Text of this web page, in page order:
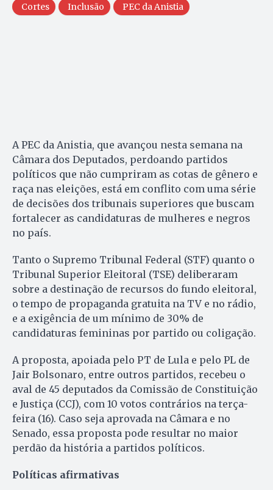
Cortes Inclusão PEC da Anistia
A PEC da Anistia, que avançou nesta semana na
Câmara dos Deputados, perdoando partidos
políticos que não cumpriram as cotas de gênero e
raça nas eleições, está em conflito com uma série
de decisões dos tribunais superiores que buscam
fortalecer as candidaturas de mulheres e negros
no país.
Tanto o Supremo Tribunal Federal (STF) quanto o
Tribunal Superior Eleitoral (TSE) deliberaram
sobre a destinação de recursos do fundo eleitoral,
o tempo de propaganda gratuita na TV e no rádio,
e a exigência de um mínimo de 30% de
candidaturas femininas por partido ou coligação.
A proposta, apoiada pelo PT de Lula e pelo PL de
Jair Bolsonaro, entre outros partidos, recebeu o
aval de 45 deputados da Comissão de Constituição
e Justiça (CCJ), com 10 votos contrários na terça-
feira (16). Caso seja aprovada na Câmara e no
Senado, essa proposta pode resultar no maior
perdão da história a partidos políticos.
Políticas afirmativas